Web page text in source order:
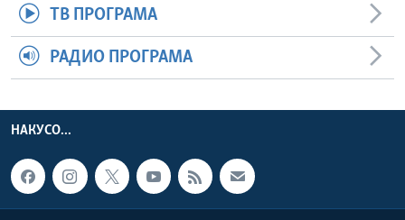
ТВ ПРОГРАМА
РАДИО ПРОГРАМА
НАКУСО...